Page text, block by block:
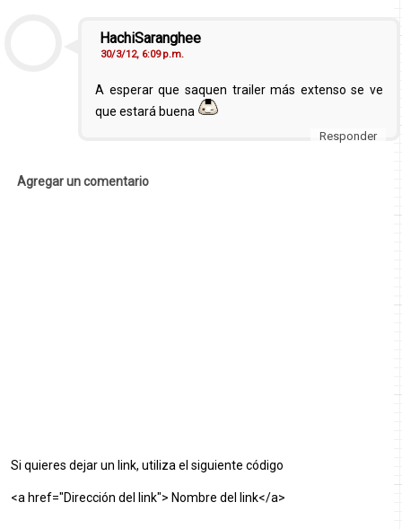
HachiSaranghee
30/3/12, 6:09 p.m.
A esperar que saquen trailer más extenso se ve
que estará buena
Responder
Agregar un comentario
Si quieres dejar un link, utiliza el siguiente código
<a href="Dirección del link"> Nombre del link</a>